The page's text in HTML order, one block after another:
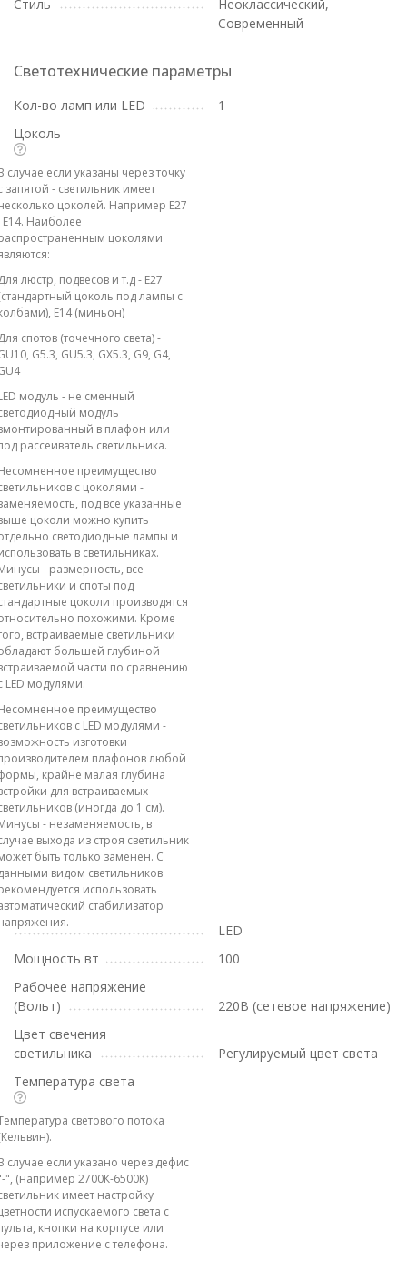
Стиль
Неоклассический,
Современный
Светотехнические параметры
Кол-во ламп или LED
1
Цоколь
случае если указаны через точку
запятой - светильник имеет
цоколей. Например E27
E14. Наиболее
цоколями
люстр, подвесов и т.д - E27
цоколь под лампы с
E14 (миньон)
спотов (точечного света) -
G5.3, GU5.3, GX5.3, G9, G4,
модуль - не сменный
модуль
в плафон или
рассеиватель светильника.
преимущество
с цоколями -
под все указанные
цоколи можно купить
светодиодные лампы и
в светильниках.
- размерность, все
и споты под
цоколи производятся
похожими. Кроме
встраиваемые светильники
большей глубиной
части по сравнению
LED модулями.
преимущество
с LED модулями -
изготовки
плафонов любой
крайне малая глубина
для встраиваемых
(иногда до 1 см).
- незаменяемость, в
выхода из строя светильник
быть только заменен. С
видом светильников
использовать
стабилизатор
LED
Мощность вт
100
Рабочее напряжение
(Вольт)
220В (сетевое напряжение)
Цвет свечения
светильника
Регулируемый цвет света
Температура света
светового потока
случае если указано через дефис
", (например 2700К-6500К)
имеет настройку
испускаемого света с
кнопки на корпусе или
приложение с телефона.